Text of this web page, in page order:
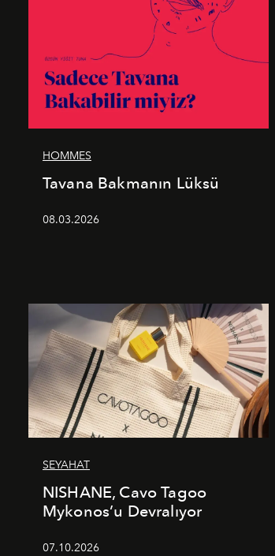
HOMMES
Tavana Bakmanın Lüksü
08.03.2026
SEYAHAT
NISHANE, Cavo Tagoo
Mykonos’u Devralıyor
07.10.2026